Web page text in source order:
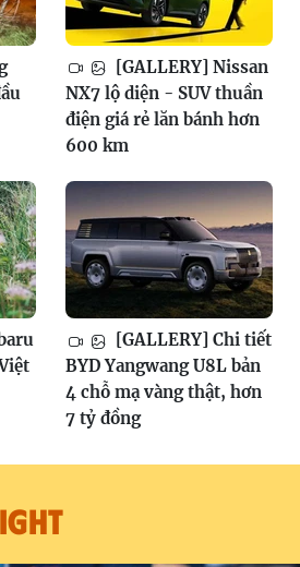
[GALLERY] Nissan
NX7 lộ diện - SUV thuần
điện giá rẻ lăn bánh hơn
600 km
[GALLERY] Chi tiết
BYD Yangwang U8L bản
4 chỗ mạ vàng thật, hơn
7 tỷ đồng